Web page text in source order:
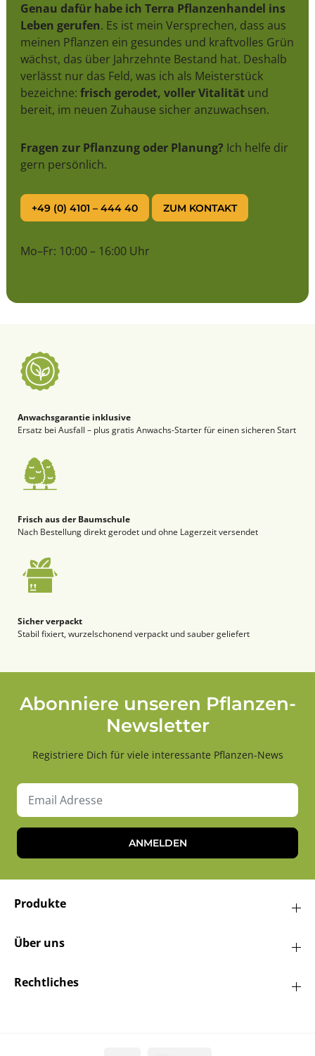
Genau dafür habe ich Terra Pflanzenhandel ins
Leben gerufen. Es ist mein Versprechen, dass aus
meinen Pflanzen ein gesundes und kraftvolles Grün
wächst, das über Jahrzehnte Bestand hat. Deshalb
verlässt nur das Feld, was ich als Meisterstück
bezeichne: frisch gerodet, voller Vitalitätund
bereit, im neuen Zuhause sicher anzuwachsen.
Fragen zur Pflanzung oder Planung? Ich helfe dir
gern persönlich.
+49 (0) 4101 – 444 40 ZUM KONTAKT
Mo–Fr: 10:00 – 16:00 Uhr
Anwachsgarantie inklusive
Ersatz bei Ausfall – plus gratis Anwachs-Starter für einen sicheren Start
Frisch aus der Baumschule
Nach Bestellung direkt gerodet und ohne Lagerzeit versendet
Sicher verpackt
Stabil fixiert, wurzelschonend verpackt und sauber geliefert
Abonniere unseren Pflanzen-
Newsletter
Registriere Dich für viele interessante Pflanzen-News
ANMELDEN
Produkte
Über uns
Rechtliches